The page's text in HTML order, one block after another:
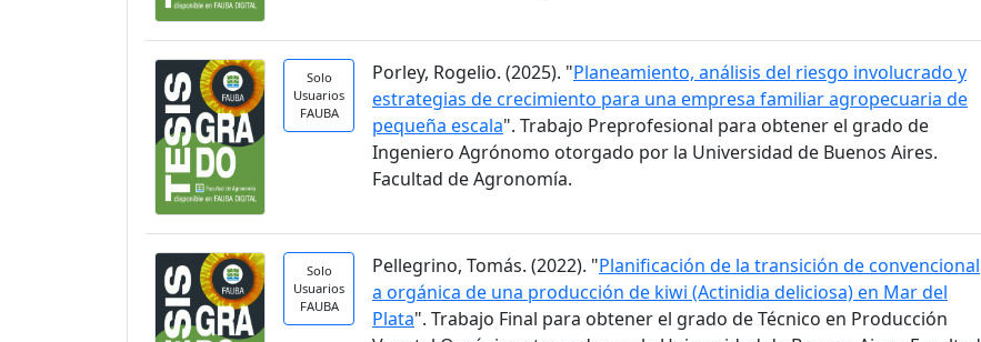
Solo
Usuarios
FAUBA
Porley, Rogelio. (2025). "Planeamiento, análisis del riesgo involucrado y
estrategias de crecimiento para una empresa familiar agropecuaria de
pequeña escala". Trabajo Preprofesional para obtener el grado de
Ingeniero Agrónomo otorgado por la Universidad de Buenos Aires.
Facultad de Agronomía.
Solo
Usuarios
FAUBA
Pellegrino, Tomás. (2022). "Planificación de la transición de convencional
a orgánica de una producción de kiwi (Actinidia deliciosa) en Mar del
Plata". Trabajo Final para obtener el grado de Técnico en Producción